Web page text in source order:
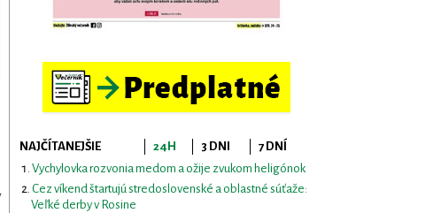
NAJČÍTANEJŠIE 24H 3 DNI
7 DNÍ
Vychylovka rozvonia medom a ožije zvukom heligónok
Cez víkend štartujú stredoslovenské a oblastné súťaže:
Veľké derby v Rosine